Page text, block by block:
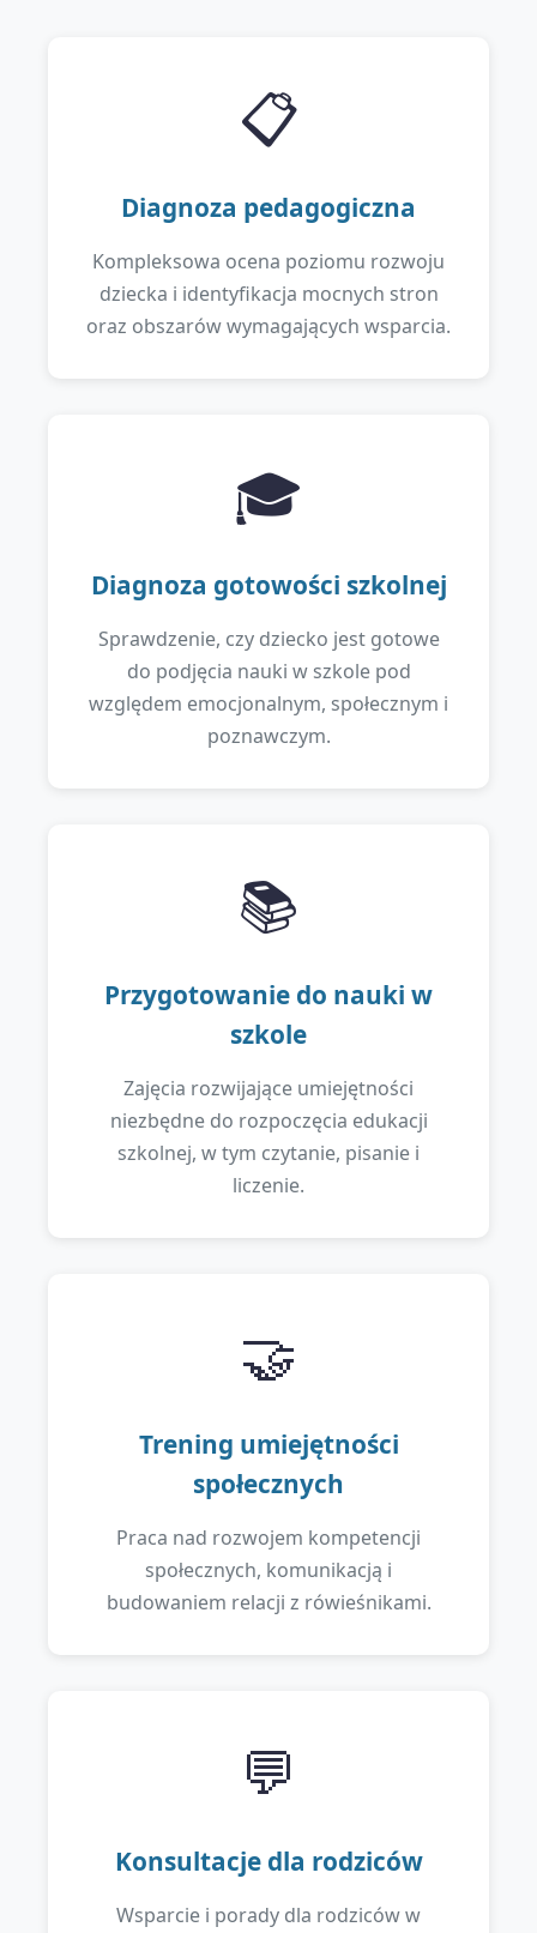
📋
Diagnoza pedagogiczna
Kompleksowa ocena poziomu rozwoju
dziecka i identyfikacja mocnych stron
oraz obszarów wymagających wsparcia.
🎓
Diagnoza gotowości szkolnej
Sprawdzenie, czy dziecko jest gotowe
do podjęcia nauki w szkole pod
względem emocjonalnym, społecznym i
poznawczym.
📚
Przygotowanie do nauki w
szkole
Zajęcia rozwijające umiejętności
niezbędne do rozpoczęcia edukacji
szkolnej, w tym czytanie, pisanie i
liczenie.
🤝
Trening umiejętności
społecznych
Praca nad rozwojem kompetencji
społecznych, komunikacją i
budowaniem relacji z rówieśnikami.
💬
Konsultacje dla rodziców
Wsparcie i porady dla rodziców w